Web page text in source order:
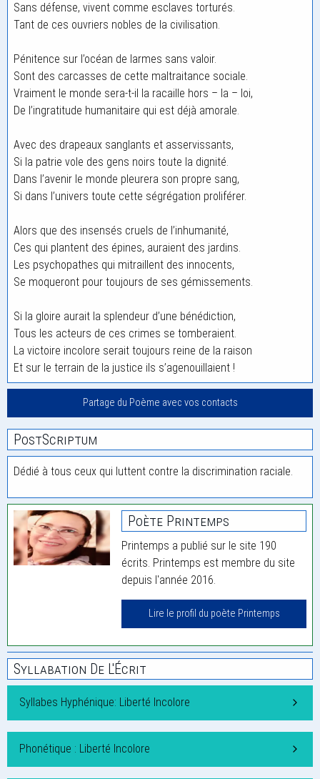
Sans défense, vivent comme esclaves torturés.
Tant de ces ouvriers nobles de la civilisation.
Pénitence sur l’océan de larmes sans valoir.
Sont des carcasses de cette maltraitance sociale.
Vraiment le monde sera-t-il la racaille hors – la – loi,
De l’ingratitude humanitaire qui est déjà amorale.
Avec des drapeaux sanglants et asservissants,
Si la patrie vole des gens noirs toute la dignité.
Dans l’avenir le monde pleurera son propre sang,
Si dans l’univers toute cette ségrégation proliférer.
Alors que des insensés cruels de l’inhumanité,
Ces qui plantent des épines, auraient des jardins.
Les psychopathes qui mitraillent des innocents,
Se moqueront pour toujours de ses gémissements.
Si la gloire aurait la splendeur d’une bénédiction,
Tous les acteurs de ces crimes se tomberaient.
La victoire incolore serait toujours reine de la raison
Et sur le terrain de la justice ils s’agenouillaient !
Partage du Poème avec vos contacts
PostScriptum
Dédié à tous ceux qui luttent contre la discrimination raciale.
Poète Printemps
Printemps a publié sur le site 190
écrits. Printemps est membre du site
depuis l'année 2016.
Lire le profil du poète Printemps
Syllabation De L'Écrit
Syllabes Hyphénique: Liberté Incolore
Phonétique : Liberté Incolore